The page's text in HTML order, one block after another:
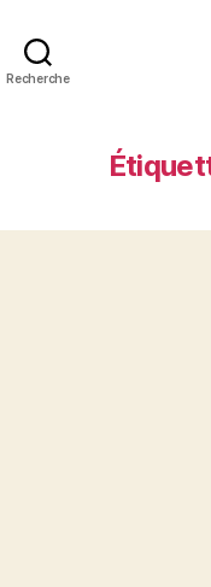
Recherche